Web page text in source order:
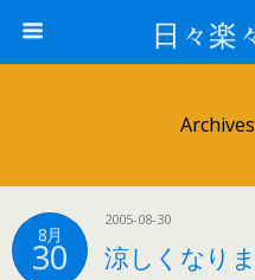
日々楽
8月
30
2005-08-30
涼しくなりま